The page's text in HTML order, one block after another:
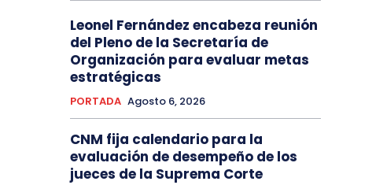
Leonel Fernández encabeza reunión
del Pleno de la Secretaría de
Organización para evaluar metas
estratégicas
PORTADA Agosto 6, 2026
CNM fija calendario para la
evaluación de desempeño de los
jueces de la Suprema Corte